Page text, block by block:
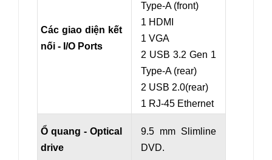
Các giao diện kết
nối - I/O Ports
Type-A (front)
1 HDMI
1 VGA
2 USB 3.2 Gen 1
Type-A (rear)
2 USB 2.0(rear)
1 RJ-45 Ethernet
Ổ quang - Optical
drive
9.5 mm Slimline
DVD.